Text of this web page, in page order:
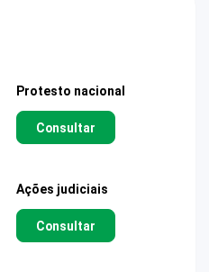
Protesto nacional
Consultar
Ações judiciais
Consultar